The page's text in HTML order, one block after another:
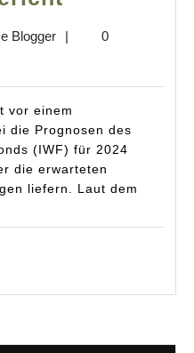
Ein
der
Einsichten
Bericht
BloggerScience
|
0
vor einem
die Prognosen des
(IWF) für 2024
die erwarteten
liefern. Laut dem